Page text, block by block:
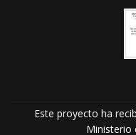
Este proyecto ha
Ministerio